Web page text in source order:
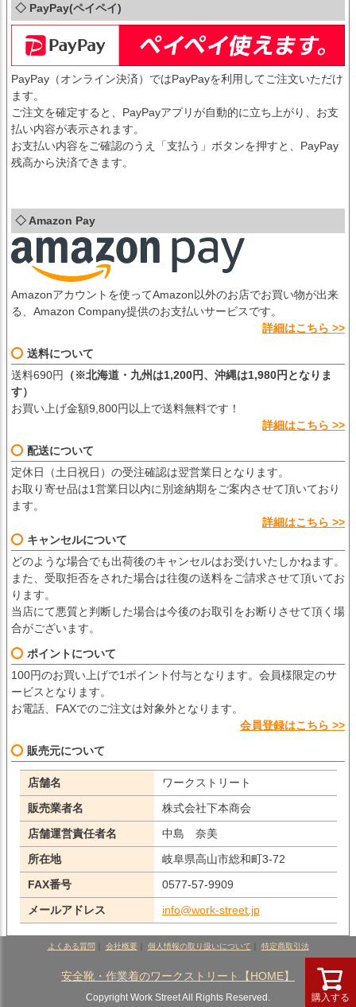
購入する
◇ PayPay(ペイペイ)
PayPay（オンライン決済）ではPayPayを利用してご注文いただけ
ます。
ご注文を確定すると、PayPayアプリが自動的に立ち上がり、お支
払い内容が表示されます。
お支払い内容をご確認のうえ「支払う」ボタンを押すと、PayPay
残高から決済できます。
◇ Amazon Pay
Amazonアカウントを使ってAmazon以外のお店でお買い物が出来
る、Amazon Company提供のお支払いサービスです。
詳細はこちら >>
送料について
送料690円
（※北海道・九州は1,200円、沖縄は1,980円となりま
す）
お買い上げ金額9,800円以上で送料無料です！
詳細はこちら >>
配送について
定休日（土日祝日）の受注確認は翌営業日となります。
お取り寄せ品は1営業日以内に別途納期をご案内させて頂いており
ます。
詳細はこちら >>
キャンセルについて
どのような場合でも出荷後のキャンセルはお受けいたしかねます。
また、受取拒否をされた場合は往復の送料をご請求させて頂いてお
ります。
当店にて悪質と判断した場合は今後のお取引をお断りさせて頂く場
合がございます。
ポイントについて
100円のお買い上げで1ポイント付与となります。会員様限定のサ
ービスとなります。
お電話、FAXでのご注文は対象外となります。
会員登録はこちら >>
販売元について
店舗名
ワークストリート
販売業者名
株式会社下本商会
店舗運営責任者名
中島 奈美
所在地
岐阜県高山市総和町3-72
FAX番号
0577-57-9909
メールアドレス
info@work-street.jp
よくある質問 会社概要｜ 個人情報の取り扱いについて 特定商取引法
安全靴・作業着のワークストリート【HOME】
Copyright Work Street All Rights Reserved.